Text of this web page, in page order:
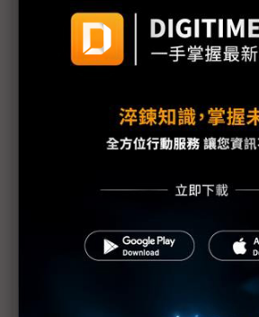
台積資本支出成全球供應鏈「總
美元磁吸效應驚人
應材設備、JSR研磨液如廚具與食
台積電先進製程幾近獨霸 日本材
台生產與研發
2026半導體產值估破兆 台積電營
台廠赴美投資若無退路 專家建議
台積美國AZ工廠上看12座 大小聯